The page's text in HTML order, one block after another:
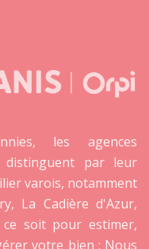
les agences
distinguent par leur
varois, notamment
La Cadière d'Azur,
soit pour estimer,
votre bien : Nous